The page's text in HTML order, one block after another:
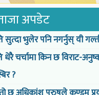
अपडेट
सुत्दा भुलेर पनि नगर्नुस् यी
धेरै चर्चामा किन छ विराट-
?